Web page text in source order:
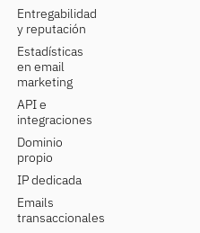
Entregabilidad
y reputación
Estadísticas
en email
marketing
API e
integraciones
Dominio
propio
IP dedicada
Emails
transaccionales